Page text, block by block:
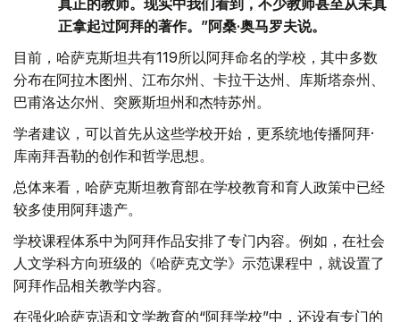
真正的教师。现实中我们看到，不少教师甚至从未真
正拿起过阿拜的著作。”阿桑·奥马罗夫说。
目前，哈萨克斯坦共有119所以阿拜命名的学校，其中多数
分布在阿拉木图州、江布尔州、卡拉干达州、库斯塔奈州、
巴甫洛达尔州、突厥斯坦州和杰特苏州。
学者建议，可以首先从这些学校开始，更系统地传播阿拜·
库南拜吾勒的创作和哲学思想。
总体来看，哈萨克斯坦教育部在学校教育和育人政策中已经
较多使用阿拜遗产。
学校课程体系中为阿拜作品安排了专门内容。例如，在社会
人文学科方向班级的《哈萨克文学》示范课程中，就设置了
阿拜作品相关教学内容。
在强化哈萨克语和文学教育的“阿拜学校”中，还设有专门的